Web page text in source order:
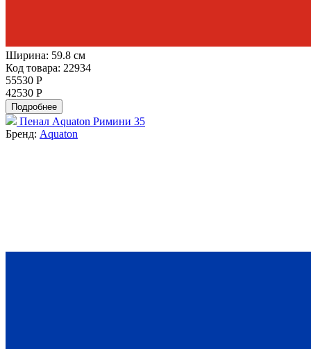
Ширина: 59.8 см
Код товара: 22934
55530 Р
42530 Р
Подробнее
Пенал Aquaton Римини 35
Бренд: Aquaton